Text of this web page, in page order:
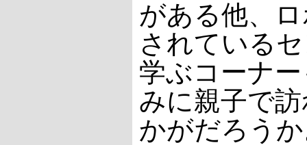
がある他、
されている
学ぶコーナ
みに親子で
かがだろう